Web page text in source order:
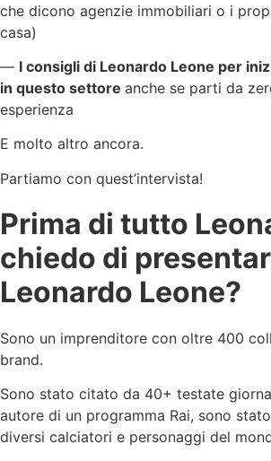
che dicono agenzie immobiliari o i
casa)
— I consigli di Leonardo Leone per
in questo settore anche se parti da
esperienza
E molto altro ancora.
Partiamo con quest’intervista!
Prima di tutto
chiedo di
Leonardo Leone?
Sono un imprenditore con oltre 400
brand.
Sono stato citato da 40+ testate
autore di un programma Rai, sono
diversi calciatori e personaggi del